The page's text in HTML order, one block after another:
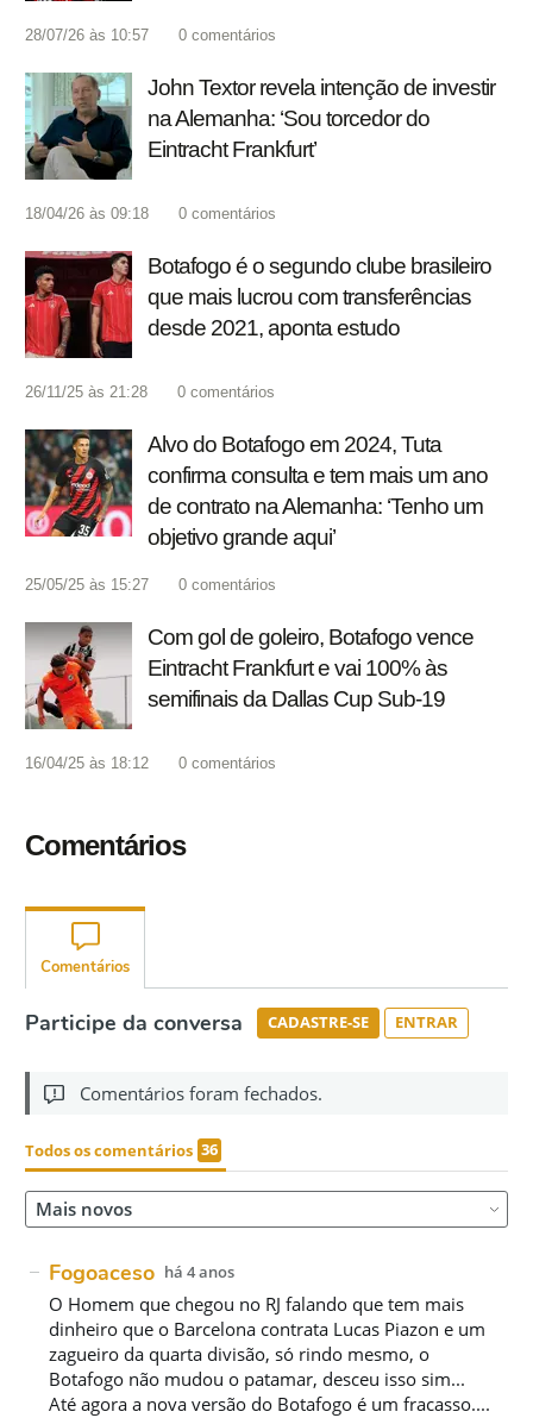
28/07/26 às 10:57 0 comentários
John Textor revela intenção de investir
na Alemanha: ‘Sou torcedor do
Eintracht Frankfurt’
18/04/26 às 09:18 0 comentários
Botafogo é o segundo clube brasileiro
que mais lucrou com transferências
desde 2021, aponta estudo
26/11/25 às 21:28 0 comentários
Alvo do Botafogo em 2024, Tuta
confirma consulta e tem mais um ano
de contrato na Alemanha: ‘Tenho um
objetivo grande aqui’
25/05/25 às 15:27 0 comentários
Com gol de goleiro, Botafogo vence
Eintracht Frankfurt e vai 100% às
semifinais da Dallas Cup Sub-19
16/04/25 às 18:12 0 comentários
Comentários